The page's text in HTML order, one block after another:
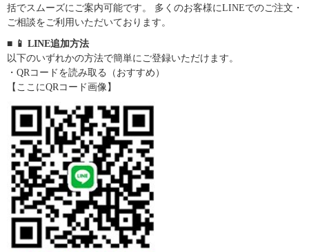
括でスムーズにご案内可能です。 多くのお客様にLINEでのご注文・
ご相談をご利用いただいております。
■ 📱 LINE追加方法
以下のいずれかの方法で簡単にご登録いただけます。
・QRコードを読み取る（おすすめ）
【ここにQRコード画像】